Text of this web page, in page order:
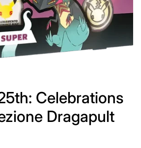
Celebrations
Dragapult